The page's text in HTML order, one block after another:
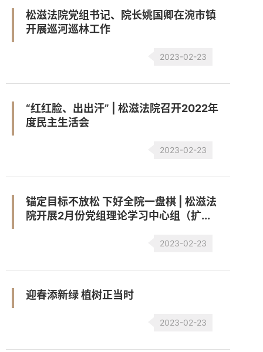
松滋法院党组书记、院长姚国卿在涴市镇
开展巡河巡林工作
2023-02-23
“红红脸、出出汗” | 松滋法院召开2022年
度民主生活会
2023-02-23
锚定目标不放松 下好全院一盘棋 | 松滋法
院开展2月份党组理论学习中心组（扩...
2023-02-23
迎春添新绿 植树正当时
2023-02-23